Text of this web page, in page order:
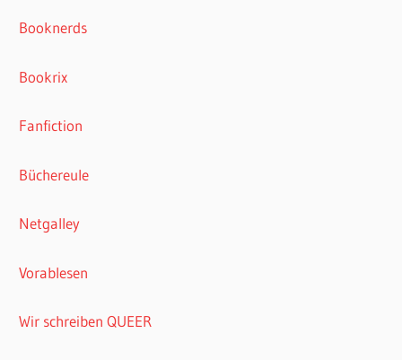
Booknerds
Bookrix
Fanfiction
Büchereule
Netgalley
Vorablesen
Wir schreiben QUEER